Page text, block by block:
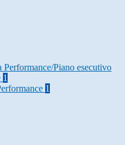
Performance/Piano esecutivo
1
1